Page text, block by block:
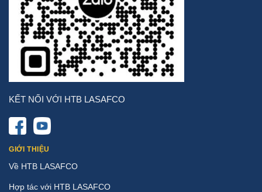
KẾT NỐI VỚI HTB LASAFCO
GIỚI THIỆU
Về HTB LASAFCO
Hợp tác với HTB LASAFCO